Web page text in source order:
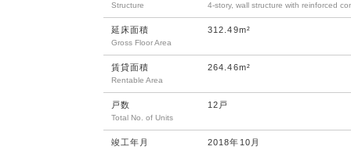
Structure 4-story, wall structure with reinforced
延床面積
Gross Floor Area
312.49m²
賃貸面積
Rentable Area
264.46m²
戸数
Total No. of Units
12戸
竣工年月 2018年10月